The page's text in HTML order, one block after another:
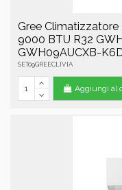
Gree
9000 BTU R32
GWH09AUCXB-
SET09GREECLIVIA
Aggiungi al